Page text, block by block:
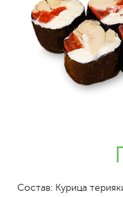
Состав: Курица